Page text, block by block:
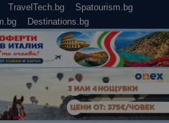
TravelTech.bg
Spatourism.bg
Destinations.bg